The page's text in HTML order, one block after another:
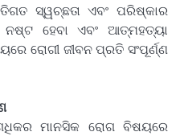
ସ୍ୱଚ୍ଛତା ଏବଂ ପରିଷ୍କାର
ହେବା ଏବଂ ଆତ୍ମହତ୍ୟା
ରୋଗୀ ଜୀବନ ପ୍ରତି ସଂପୂର୍ଣ୍ଣ
ମାନସିକ ରୋଗ ବିଷୟରେ